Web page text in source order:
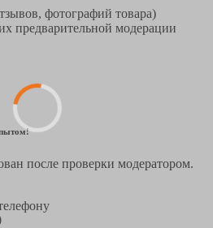
фотографий товара)
предварительной модерации
после проверки модератором.